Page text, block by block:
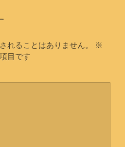
れることはありません。
※
目です